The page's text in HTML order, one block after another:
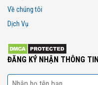
Về chúng tôi
Dịch Vụ
ĐĂNG KÝ NHẬN THÔNG TIN